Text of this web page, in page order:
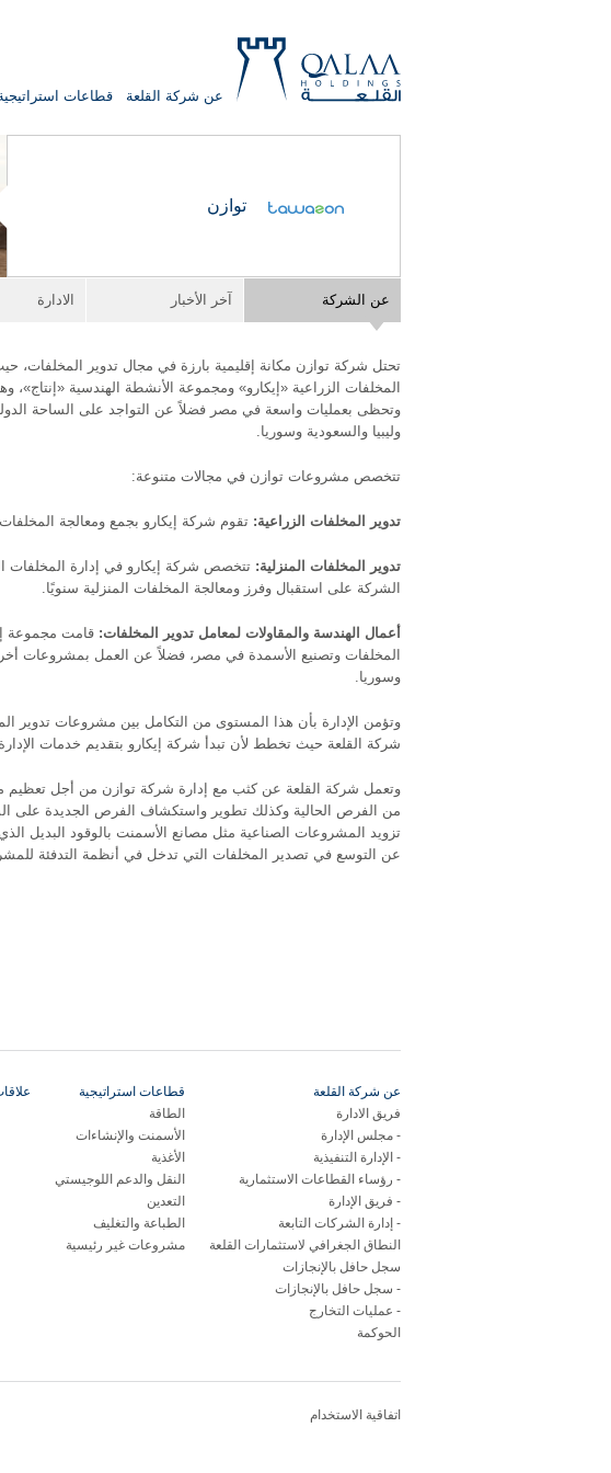
HOLDING
QALAA
HOLDINGS
عن شركة القلعة قطاعات
توازن
عن الشركة آخر الأخبار الادارة
تحتل شركة توازن مكانة إقليمية بارزة في مجال تدوير المخلفات،
المخلفات الزراعية «إيكارو» ومجموعة الأنشطة الهندسية
وتحظى بعمليات واسعة في مصر فضلاً عن التواجد على الساحة
وليبيا والسعودية وسوريا.
تتخصص مشروعات توازن في مجالات متنوعة:
تدوير المخلفات الزراعية: تقوم شركة إيكارو بجمع ومعالجة
تدوير المخلفات المنزلية: تتخصص شركة إيكارو في إدارة المخلفات
الشركة على استقبال وفرز ومعالجة المخلفات المنزلية سنويًا.
أعمال الهندسة والمقاولات لمعامل تدوير المخلفات:
المخلفات وتصنيع الأسمدة في مصر، فضلاً عن العمل بمشروعات
وسوريا.
وتؤمن الإدارة بأن هذا المستوى من التكامل بين مشروعات تدوير
شركة القلعة حيث تخطط لأن تبدأ شركة إيكارو بتقديم خدمات
وتعمل شركة القلعة عن كثب مع إدارة شركة توازن من أجل تعظيم
من الفرص الحالية وكذلك تطوير واستكشاف الفرص الجديدة على
تزويد المشروعات الصناعية مثل مصانع الأسمنت بالوقود البديل
عن التوسع في تصدير المخلفات التي تدخل في أنظمة التدفئة
عن شركة القلعة
فريق الادارة
مجلس الإدارة
الإدارة التنفيذية
رؤساء القطاعات الاستثمارية
فريق الإدارة
إدارة الشركات التابعة
النطاق الجغرافي لاستثمارات القلعة
سجل حافل بالإنجازات
سجل حافل بالإنجازات
عمليات التخارج
الحوكمة
قطاعات استراتيجية
الطاقة
الأسمنت والإنشاءات
الأغذية
النقل والدعم اللوجيستي
التعدين
الطباعة والتغليف
مشروعات غير رئيسية
اتفاقية الاستخدام